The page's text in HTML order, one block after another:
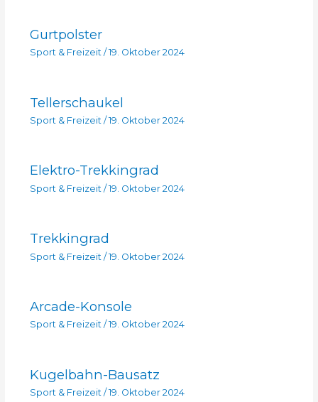
Gurtpolster
Sport & Freizeit/ 19. Oktober 2024
Tellerschaukel
Sport & Freizeit / 19. Oktober 2024
Elektro-Trekkingrad
Sport & Freizeit /19. Oktober 2024
Trekkingrad
Sport & Freizeit /19. Oktober 2024
Arcade-Konsole
Sport & Freizeit/ 19. Oktober 2024
Kugelbahn-Bausatz
Sport & Freizeit/ 19. Oktober 2024